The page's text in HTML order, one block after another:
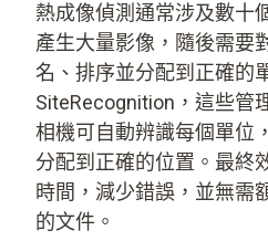
熱成像偵測通常涉及數十
產生大量影像，隨後需要
名、排序並分配到正確的
SiteRecognition，這些管
相機可自動辨識每個單位
分配到正確的位置。最終
時間，減少錯誤，並無需
的文件。